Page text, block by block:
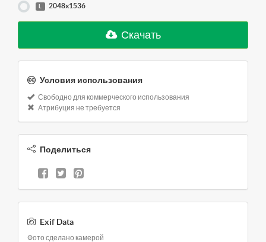
2048x1536
Скачать
Условия использования
Свободно для коммерческого использования
Атрибуция не требуется
Поделиться
Exif Data
Фото сделано камерой